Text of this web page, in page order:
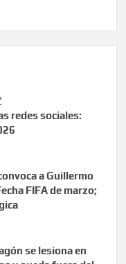
redes sociales:
a Guillermo
FIFA de marzo;
se lesiona en